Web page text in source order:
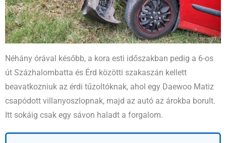
Néhány órával később, a kora esti időszakban pedig a 6-os
út Százhalombatta és Érd közötti szakaszán kellett
beavatkozniuk az érdi tűzoltóknak, ahol egy Daewoo Matiz
csapódott villanyoszlopnak, majd az autó az árokba borult.
Itt sokáig csak egy sávon haladt a forgalom.